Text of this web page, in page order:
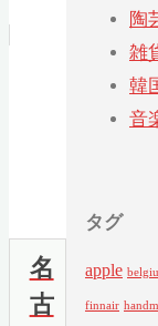
名
古
陶
雑
韓
音
タグ
apple
finnair